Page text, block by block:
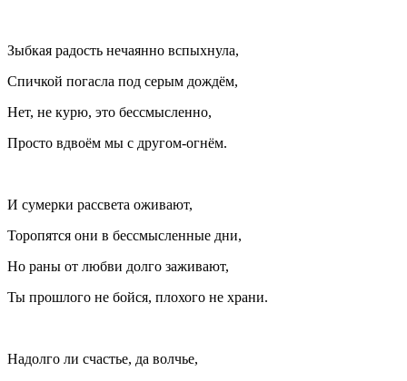
Зыбкая радость нечаянно вспыхнула,
Спичкой погасла под серым дождём,
Нет, не курю, это бессмысленно,
Просто вдвоём мы с другом-огнём.
И сумерки рассвета оживают,
Торопятся они в бессмысленные дни,
Но раны от любви долго заживают,
Ты прошлого не бойся, плохого не храни.
Надолго ли счастье, да волчье,